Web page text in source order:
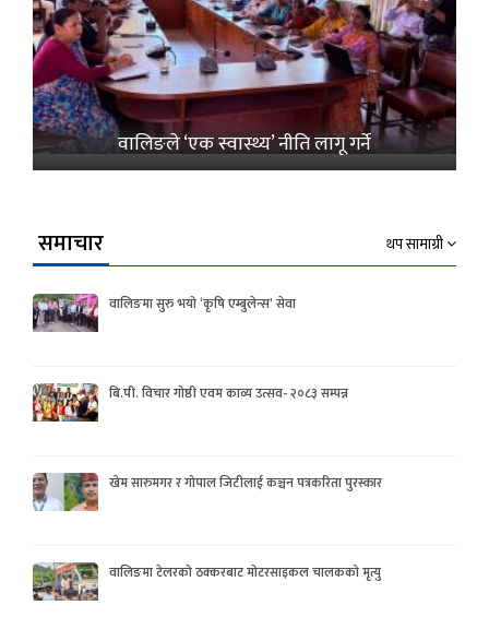
वालिङले ‘एक स्वास्थ्य’ नीति लागू गर्ने
समाचार थप सामाग्री
वालिङमा सुरु भयो ‘कृषि एम्बुलेन्स’ सेवा
बि.पी. विचार गोष्ठी एवम काव्य उत्सव- २०८३ सम्पन्न
खेम सारुमगर र गोपाल जिटीलाई कञ्चन पत्रकरिता पुरस्कार
वालिङमा टेलरको ठक्करबाट मोटरसाइकल चालकको मृत्यु